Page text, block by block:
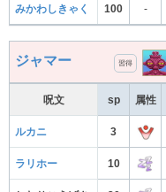
みかわしきゃく 100 -
ジャマー 習得
呪文 sp 属性
ルカニ 3
ラリホー 10